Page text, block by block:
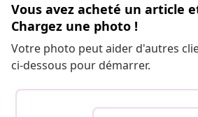
Vous avez acheté un article
Chargez une photo !
Votre photo peut aider d'autres
ci-dessous pour démarrer.